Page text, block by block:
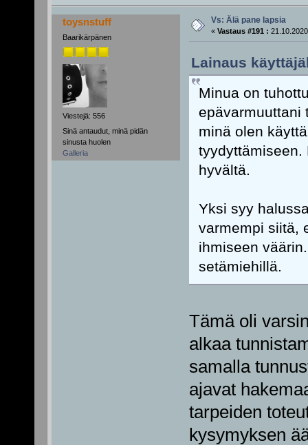
toysnstuff
Baarikärpänen
Viestejä: 556
Sinä antaudut, minä pidän
sinusta huolen
Galleria
Vs: Älä pane lapsia
« Vastaus #191 :
Lainaus
Minua on
epävarmuuttani
minä olen
tyydyttämiseen.
hyvältä.
Yksi syy
varmempi siitä,
ihmiseen
setämiehillä.
Tämä oli
alkaa
samalla
ajavat
tarpeiden
kysymyksen